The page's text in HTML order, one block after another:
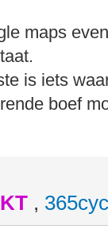
maps
is iets
boef
,